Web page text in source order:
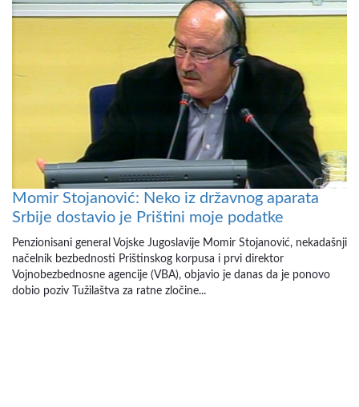
Momir Stojanović: Neko iz državnog aparata
Srbije dostavio je Prištini moje podatke
Penzionisani general Vojske Jugoslavije Momir Stojanović, nekadašnji
načelnik bezbednosti Prištinskog korpusa i prvi direktor
Vojnobezbednosne agencije (VBA), objavio je danas da je ponovo
dobio poziv Tužilaštva za ratne zločine...